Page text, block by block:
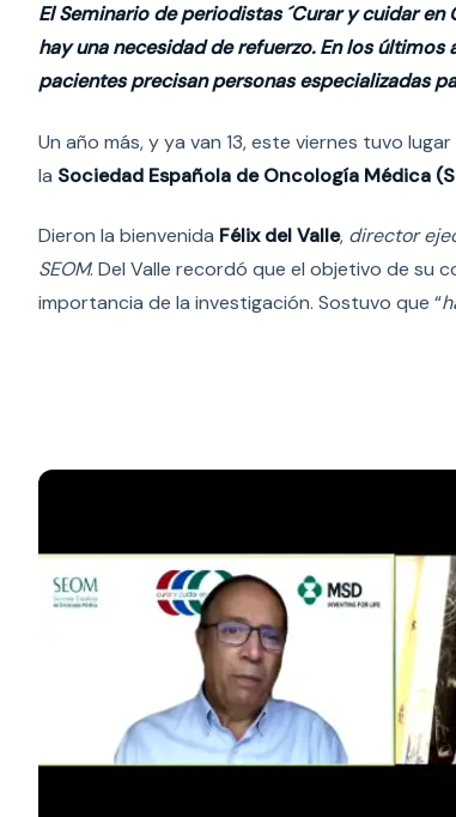
El Seminario de periodistas ´Curar y cuidar en
hay una necesidad de refuerzo. En los
pacientes precisan personas especializadas
Un año más, y ya van 13, este viernes tuvo lugar
la Sociedad Española de Oncología Médica
Dieron la bienvenida Félix del Valle, director
SEOM. Del Valle recordó que el objetivo de su
importancia de la investigación. Sostuvo que “